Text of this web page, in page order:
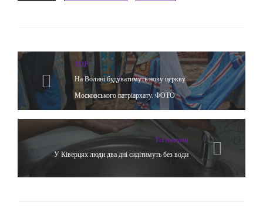
TOP
На Волині будуватимуть нову церкву
Московського патріархату. ФОТО
Yсі новини
У Ківерцях люди два дні сидітимуть без води